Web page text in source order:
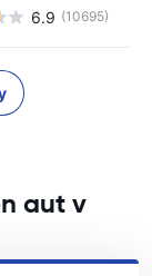
6.9 (10695)
aut v
Natal